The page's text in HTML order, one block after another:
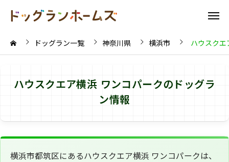
ドッグラン一覧 神奈川県 横浜市 ハウスク
ハウスクエア横浜 ワンコパークのドッグラ
ン情報
横浜市都筑区にあるハウスクエア横浜 ワンコパークは、